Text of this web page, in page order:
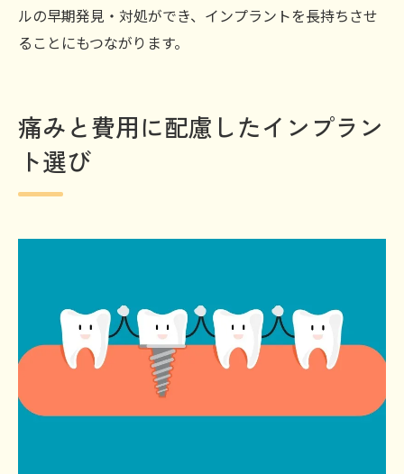
ルの早期発見・対処ができ、インプラントを長持ちさせ
ることにもつながります。
痛みと費用に配慮したインプラン
ト選び